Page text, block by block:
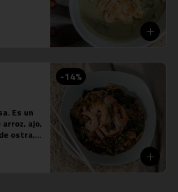
y maní
y
-14%
Es un
ajo,
ostra,
base